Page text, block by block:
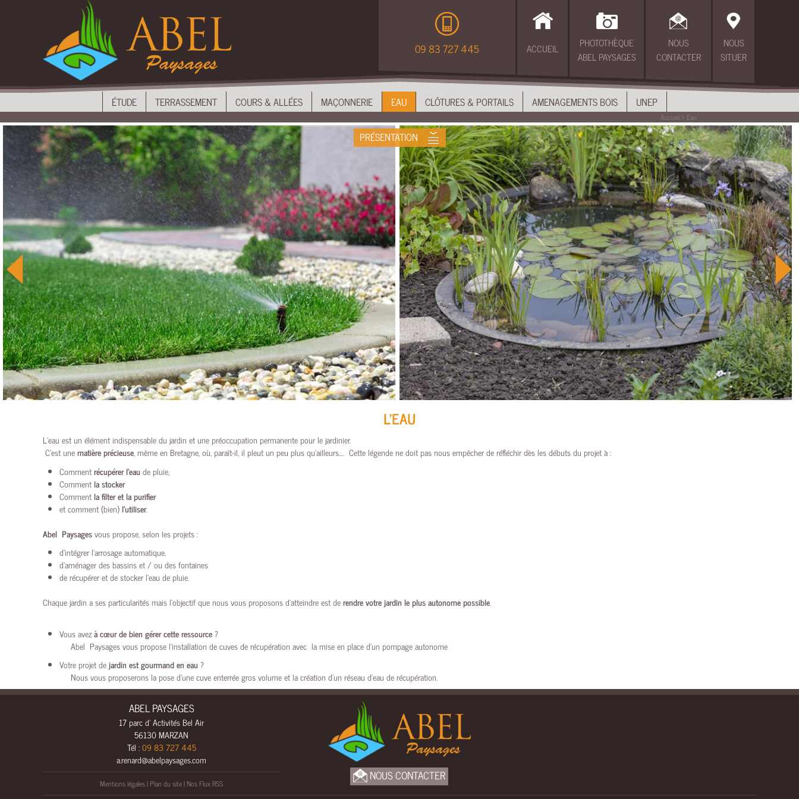
TERRASSEMENT
ALLÉES
MAÇONNERIE
EAU
CLÔTURES
&
PORTAILS
AMENAGEMENTS
BOIS
UNEP
NOUS
CONTACTER
NOUS
SITUER
PHOTOTHÈQUE
ABEL
PAYSAGES
NOUS
CONTACTER
NOUS
09 83 727 445 ACCUEIL
PHOTOTHÈQUE
ABEL PAYSAGES
NOUS
CONTACTER
NOUS
SITUER
ÉTUDE TERRASSEMENT COURS & ALLÉES MAÇONNERIE EAU CLÔTURES & PORTAILS AMENAGEMENTS BOIS UNEP
Accueil > Eau
PRÉSENTATION
L'EAU
L’eau est un élément indispensable du jardin et une préoccupation permanente pour le jardinier.
C’est unematière précieuse, même en Bretagne, où, paraît-il, il pleut un peu plus qu’ailleurs…. Cette légende ne doit pas nous empêcher de réfléchir dès les débuts du projet à :
Commentrécupérer l’eaude pluie,
Commentla stocker
Commentla filter et la purifier
et comment (bien)l’utiliser.
Abel Paysagesvous propose, selon les projets :
d’intégrer l’arrosage automatique,
d’aménager des bassins et / ou des fontaines
de récupérer et de stocker l’eau de pluie.
Chaque jardin a ses particularités mais l’objectif que nous vous proposons d’atteindre est derendre votre jardin le plus autonome possible.
Vous avezà cœur de bien gérer cette ressource ?
Abel Paysages vous propose l’installation de cuves de récupération avec la mise en place d’un pompage autonome
Votre projet dejardin est gourmand en eau ?
Nous vous proposerons la pose d’une cuve enterrée gros volume et la création d’un réseau d’eau de récupération.
ABEL PAYSAGES
17 parc d' Activités Bel Air
56130 MARZAN
Tél :09 83 727 445
a.renard@abelpaysages.com
Mentions légales| Plan du site|Nos Flux RSS NOUS CONTACTER